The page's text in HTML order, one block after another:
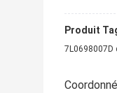
Produit
7L0698007D